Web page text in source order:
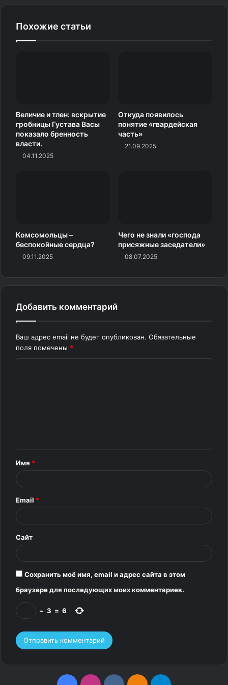
Похожие статьи
Величие и тлен: вскрытие
гробницы Густава Васы
показало бренность
власти.
04.11.2025
Откуда появилось
понятие «гвардейская
часть»
21.09.2025
Комсомольцы –
беспокойные сердца?
09.11.2025
Чего не знали «господа
присяжные заседатели»
08.07.2025
Добавить комментарий
Ваш адрес email не будет опубликован. Обязательные
поля помечены *
и
*
Имя *
Email *
Сайт
Сохранить моё имя, email и адрес сайта в этом
браузере для последующих моих комментариев.
− 3 = 6